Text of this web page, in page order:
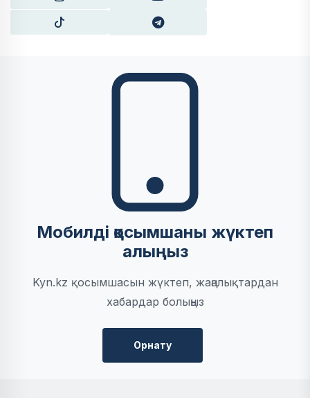
Мобилді қосымшаны жүктеп
алыңыз
Kyn.kz қосымшасын жүктеп, жаңалықтардан
хабардар болыңыз
Орнату